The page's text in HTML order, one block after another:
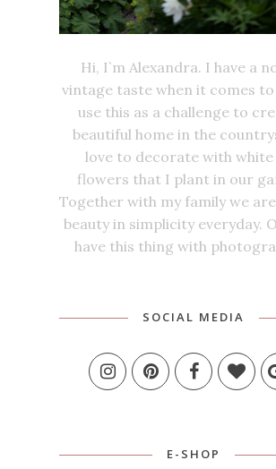
Hi, I`m Alexandra. I have a
vintage taste when it comes
use this as a challenge to
beautiful home in the
love to decorate with white
flowers that I plant in our
Together with my family we
beauty in simplicity everyday.
have this thing with
SOCIAL MEDIA
E-SHOP